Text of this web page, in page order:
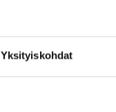
Yksityiskohdat
Korkeus- ja
korkeissa
Lukkorunko